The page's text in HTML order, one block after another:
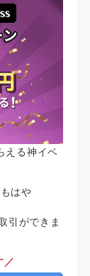
える神イベ
はや
引ができま
／